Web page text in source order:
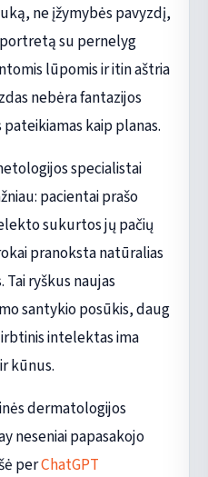
ne įžymybės pavyzdį,
portretą su pernelyg
lūpomis ir itin aštria
nebėra fantazijos
kaip planas.
specialistai
pacientai prašo
sukurtos jų pačių
pranoksta natūralias
ryškus naujas
santykio posūkis, daug
intelektas ima
kūnus.
dermatologijos
neseniai papasakojo
perChatGPT